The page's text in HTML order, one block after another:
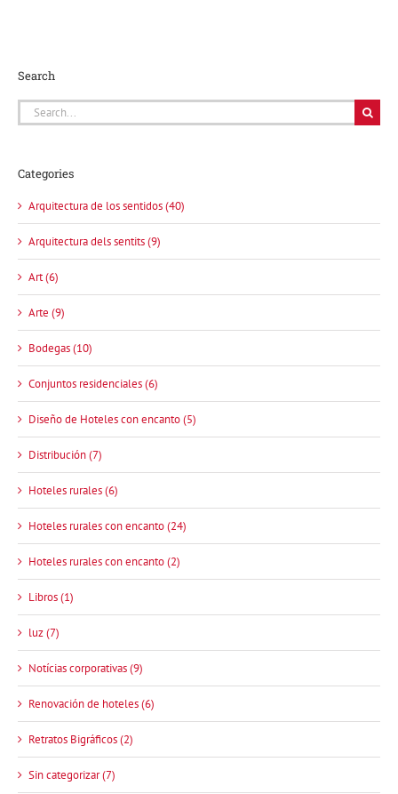
Search
Search
for:
Categories
Arquitectura de los sentidos (40)
Arquitectura dels sentits (9)
Art (6)
Arte (9)
Bodegas (10)
Conjuntos residenciales (6)
Diseño de Hoteles con encanto (5)
Distribución (7)
Hoteles rurales (6)
Hoteles rurales con encanto (24)
Hoteles rurales con encanto (2)
Libros (1)
luz (7)
Notícias corporativas (9)
Renovación de hoteles (6)
Retratos Bigráficos (2)
Sin categorizar (7)